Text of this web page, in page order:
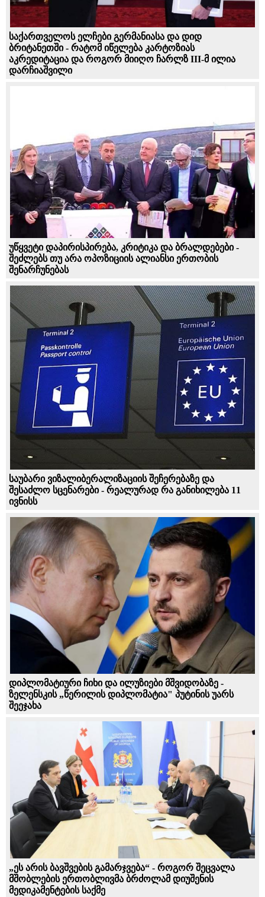
საქართველოს ელჩები გერმანიასა და დიდ
ბრიტანეთში - რატომ იწელება კარტოზიას
აკრედიტაცია და როგორ მიიღო ჩარლზ III-მ ილია
დარჩიაშვილი
უწყვეტი დაპირისპირება, კრიტიკა და ბრალდებები -
შეძლებს თუ არა ოპოზიციის ალიანსი ერთობის
შენარჩუნებას
საუბარი ვიზალიბერალიზაციის შეჩერებაზე და
შესაძლო სცენარები - რეალურად რა განიხილება 11
ივნისს
დიპლომატიური ჩიხი და ილუზიები მშვიდობაზე -
ზელენსკის „წერილის დიპლომატია" პუტინის უარს
შეეჯახა
„ეს არის ბავშვების გამარჯვება“ - როგორ შეცვალა
მშობლების ერთობლივმა ბრძოლამ დიუშენის
მედიკამენტების საქმე